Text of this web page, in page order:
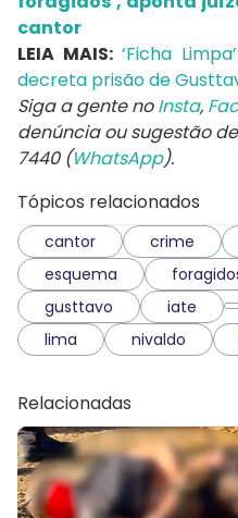
cantor
LEIA MAIS: ‘Ficha
decreta prisão de
Siga a gente noInsta,
denúncia ou sugestão
7440 (WhatsApp).
Tópicos relacionados
cantor crime
esquema
gusttavo
iate
lima
nivaldo
Relacionadas